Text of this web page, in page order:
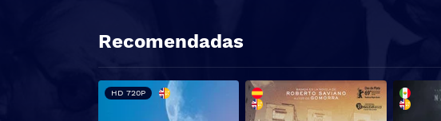
Recomendadas
HD 720P